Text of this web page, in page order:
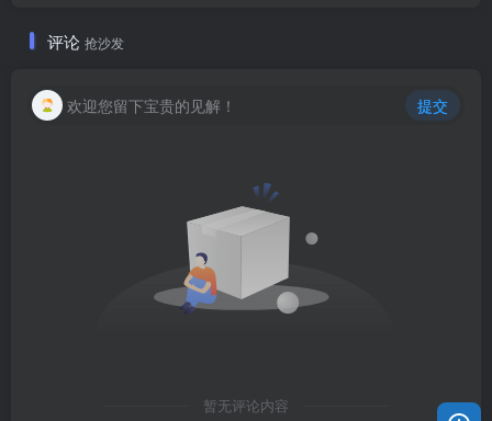
评论 抢沙发
欢迎您留下宝贵的见解！ 提交
暂无评论内容